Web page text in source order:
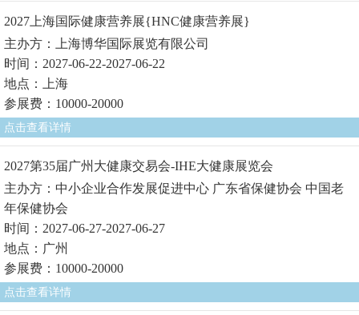
2027上海国际健康营养展{HNC健康营养展}
主办方：上海博华国际展览有限公司
时间：2027-06-22-2027-06-22
地点：上海
参展费：10000-20000
点击查看详情
2027第35届广州大健康交易会-IHE大健康展览会
主办方：中小企业合作发展促进中心 广东省保健协会 中国老
年保健协会
时间：2027-06-27-2027-06-27
地点：广州
参展费：10000-20000
点击查看详情